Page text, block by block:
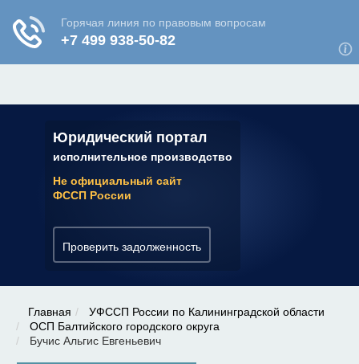
Юридический портал
исполнительное производство
Не официальный сайт
ФССП России
Проверить задолженность
✆ 7 (800) 350-22-64
Главная
УФССП России по Калининградской области
ОСП Балтийского городского округа
Бучис Альгис Евгеньевич